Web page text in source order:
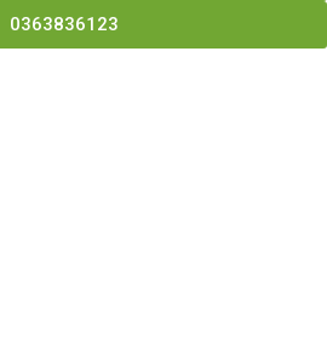
0363836123